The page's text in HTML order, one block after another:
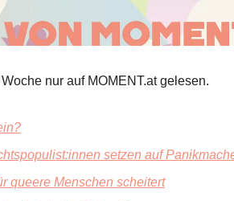
nur auf MOMENT.at gelesen.
setzen auf
queere Menschen scheitert